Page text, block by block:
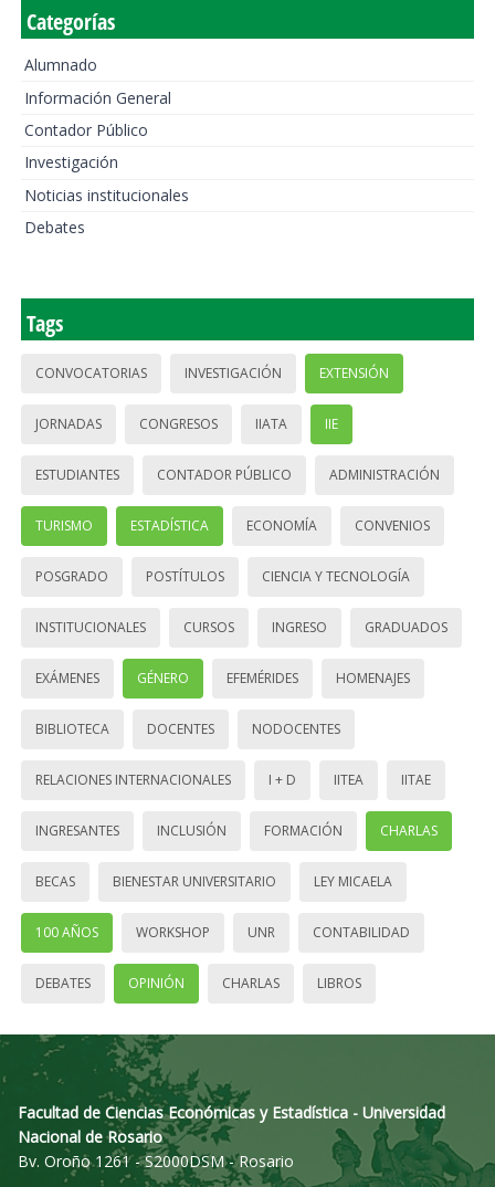
Categorías
Alumnado
Información General
Contador Público
Investigación
Noticias institucionales
Debates
Tags
CONVOCATORIAS INVESTIGACIÓN EXTENSIÓN
JORNADAS CONGRESOS IIATA IIE
ESTUDIANTES CONTADOR PÚBLICO ADMINISTRACIÓN
TURISMO ESTADÍSTICA ECONOMÍA CONVENIOS
POSGRADO POSTÍTULOS CIENCIA Y TECNOLOGÍA
INSTITUCIONALES CURSOS INGRESO GRADUADOS
EXÁMENES GÉNERO EFEMÉRIDES HOMENAJES
BIBLIOTECA DOCENTES NODOCENTES
RELACIONES INTERNACIONALES I + D IITEA IITAE
INGRESANTES INCLUSIÓN FORMACIÓN CHARLAS
BECAS BIENESTAR UNIVERSITARIO LEY MICAELA
100 AÑOS WORKSHOP UNR CONTABILIDAD
DEBATES OPINIÓN CHARLAS LIBROS
Facultad de Ciencias Económicas y Estadística - Universidad
Nacional de Rosario
Bv. Oroño 1261 - S2000DSM - Rosario